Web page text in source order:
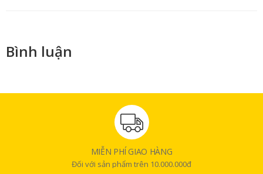
Bình luận
MIỄN PHÍ GIAO HÀNG
Đối với sản phẩm trên 10.000.000đ